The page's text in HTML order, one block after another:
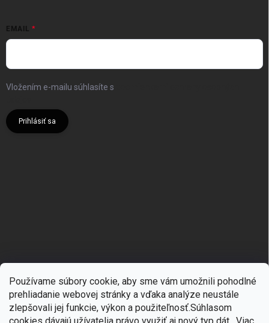
Používame súbory cookie, aby sme vám umožnili pohodlné
prehliadanie webovej stránky a vďaka analýze neustále
zlepšovali jej funkcie, výkon a použiteľnosť.Súhlasom
EMAIL
Vložením e-mailu súhlasíte s
Prihlásiť sa
🎁Získajte 7 % zľavu na prvý nákup